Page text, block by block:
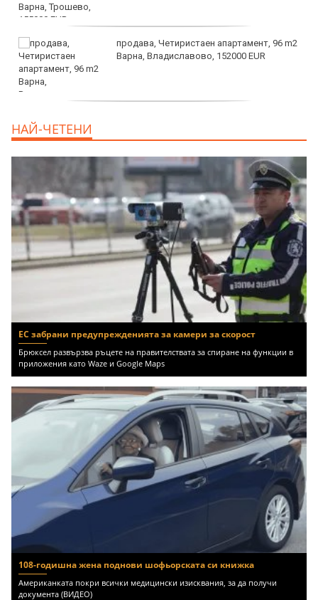
продава, Четиристаен апартамент, 96 m2
Варна, Владиславово, 152000 EUR
НАЙ-ЧЕТЕНИ
ЕС забрани предупрежденията за камери за скорост
Брюксел развързва ръцете на правителствата за спиране на функции в
приложения като Waze и Google Maps
108-годишна жена поднови шофьорската си книжка
Американката покри всички медицински изисквания, за да получи
документа (ВИДЕО)